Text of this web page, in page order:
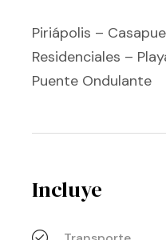
Piriápolis –
Residenciales –
Puente Ondulante
Incluye